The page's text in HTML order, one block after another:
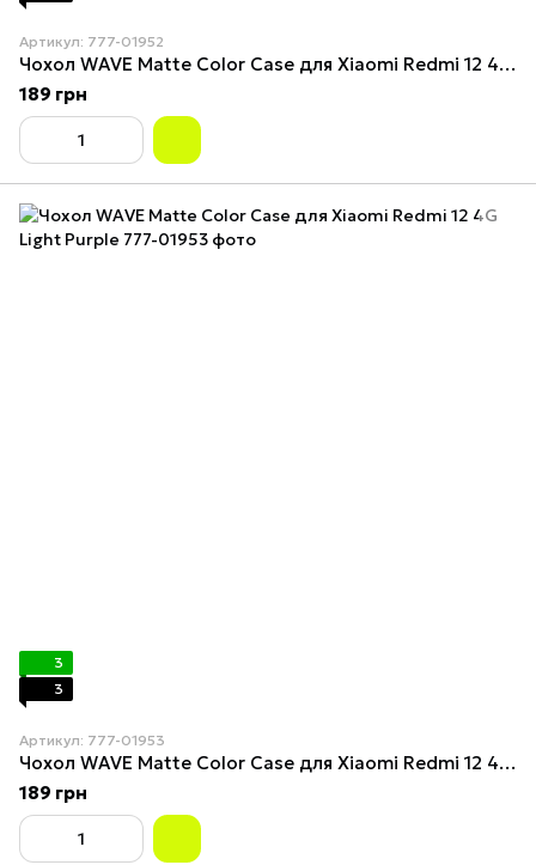
Артикул: 777-01952
Чохол WAVE Matte Color Case для Xiaomi Redmi 12 4G Deep Purple
189 грн
3
3
Артикул: 777-01953
Чохол WAVE Matte Color Case для Xiaomi Redmi 12 4G Light Purple
189 грн